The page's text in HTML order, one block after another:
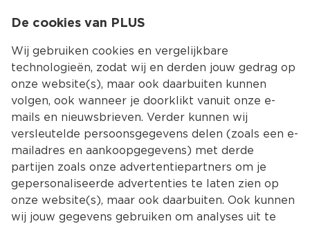
Kies jouw
Terug Producten
De cookies van PLUS
Wij gebruiken cookies en vergelijkbare
technologieën, zodat wij en derden jouw gedrag op
onze website(s), maar ook daarbuiten kunnen
volgen, ook wanneer je doorklikt vanuit onze e-
mails en nieuwsbrieven. Verder kunnen wij
versleutelde persoonsgegevens delen (zoals een e-
mailadres en aankoopgegevens) met derde
partijen zoals onze advertentiepartners om je
gepersonaliseerde advertenties te laten zien op
onze website(s), maar ook daarbuiten. Ook kunnen
wij jouw gegevens gebruiken om analyses uit te